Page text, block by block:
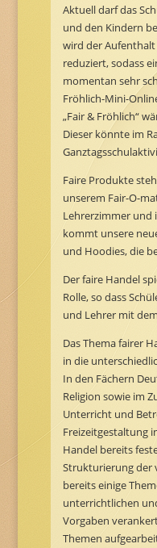
Aktuell darf das
und den Kindern
wird der
reduziert, sodass
momentan sehr
Fröhlich-Mini-
„Fair & Fröhlich“
Dieser könnte im
Faire Produkte
unserem Fair-O-
Lehrerzimmer und
kommt unsere
und Hoodies, die
Der faire Handel
Rolle, so dass
und Lehrer mit
Das Thema fairer
in die
In den Fächern
Religion sowie im
Unterricht und
Freizeitgestaltung
Handel bereits
Strukturierung der
bereits einige
unterrichtlichen
Vorgaben
Themen